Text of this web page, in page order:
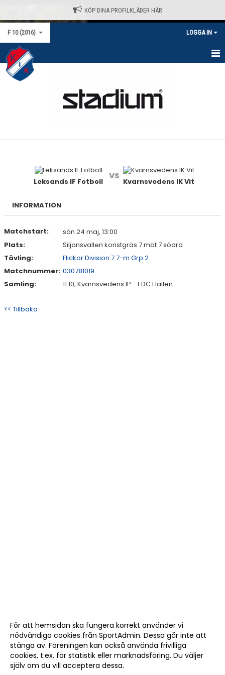
KÖP DINA PROFILKLÄDER HÄR
F 10 (2016) LOGGA IN
HEM
BILDGALLERI
DOKUMENT
Leksands IF Fotboll
vs
Kvarnsvedens IK Vit
INFORMATION
Matchstart:
sön 24 maj, 13:00
Plats:
Siljansvallen konstgräs 7 mot 7 södra
Tävling:
Flickor Division 7 7-m Grp.2
Matchnummer: 030781019
Samling:
11:10, Kvarnsvedens IP - EDC Hallen
<< Tillbaka
För att hemsidan ska fungera korrekt använder vi
nödvändiga cookies från SportAdmin. Dessa går inte att
stänga av. Föreningen kan också använda frivilliga
cookies, t.ex. för statistik eller marknadsföring. Du väljer
själv om du vill acceptera dessa.